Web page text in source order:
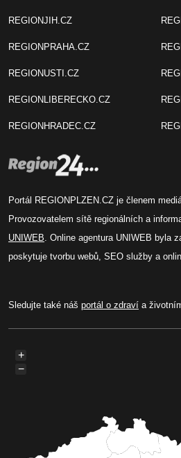
REGIONJIH.CZ
REGIONPRAHA.CZ
REGIONUSTI.CZ
REGIONLIBERECKO.CZ
REGIONHRADEC.CZ
Portál REGIONPLZEN.CZ je členem
Provozovatelem sítě regionálních a
UNIWEB. Online agentura UNIWEB byla
poskytuje tvorbu webů, SEO služby a
Sledujte také náš portál o zdraví a
+
−